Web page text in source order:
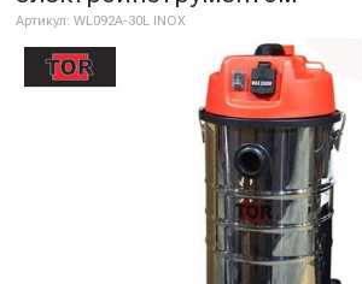
Артикул: WL092A-30L INOX